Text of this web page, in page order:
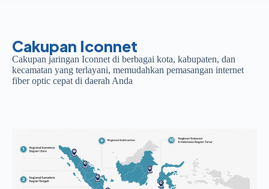
Cakupan Iconnet
Cakupan jaringan Iconnet di berbagai kota, kabupaten, dan
kecamatan yang terlayani, memudahkan pemasangan internet
fiber optic cepat di daerah Anda